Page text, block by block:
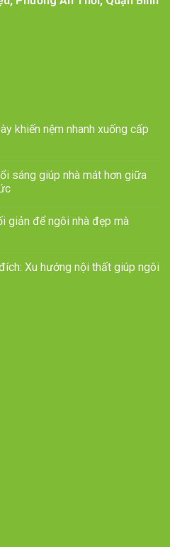
khiến nệm nhanh xuống cấp
sáng giúp nhà mát hơn giữa
giản để ngôi nhà đẹp mà
Xu hướng nội thất giúp ngôi